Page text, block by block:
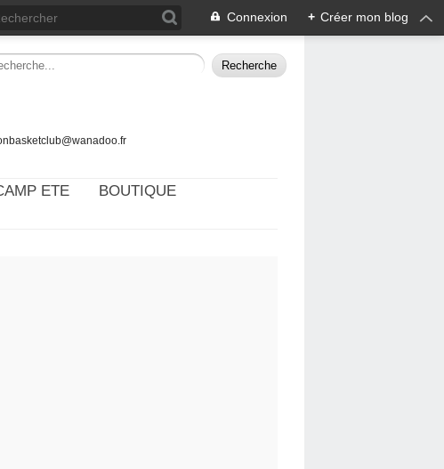
Connexion + Créer mon blog
ETE
BOUTIQUE